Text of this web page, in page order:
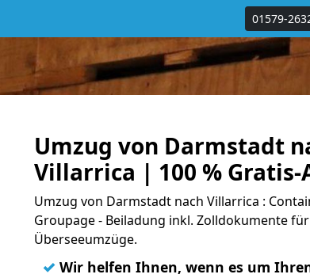
01579-
Umzug von Darmstadt
Villarrica | 100 % Gratis-
Umzug von Darmstadt nach Villarrica :
Groupage - Beiladung inkl. Zolldokumente für
Überseeumzüge.
✓ Wir helfen Ihnen, wenn es um